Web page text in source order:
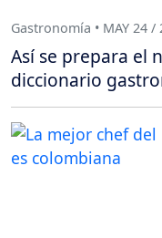
Gastronomía • MAY 24 /
Así se prepara el
diccionario